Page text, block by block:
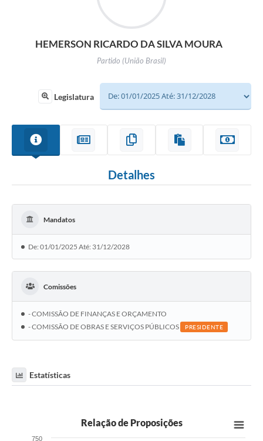
Lei de Acesso à Informação
Arquivos para Download
Notícias
Agenda
FAQ / Perguntas e Respostas Frequentes
HEMERSON RICARDO DA SILVA MOURA
Partido (União Brasil)
Legislatura
Detalhes
Mandatos
De: 01/01/2025 Até: 31/12/2028
Comissões
- COMISSÃO DE FINANÇAS E ORÇAMENTO
- COMISSÃO DE OBRAS E SERVIÇOS PÚBLICOS
PRESIDENTE
Estatísticas
Relação de Proposições
750